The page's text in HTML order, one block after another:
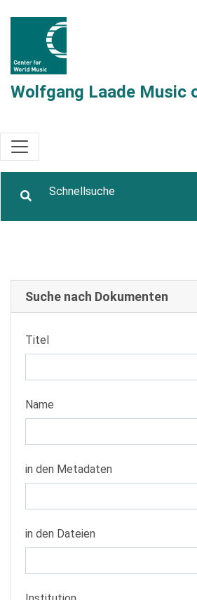
Wolfgang Laade Music
Suche nach Dokumenten
Titel
Name
in den Metadaten
in den Dateien